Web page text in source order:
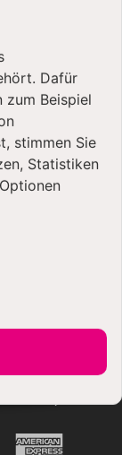
Dafür
zum Beispiel
stimmen Sie
Statistiken